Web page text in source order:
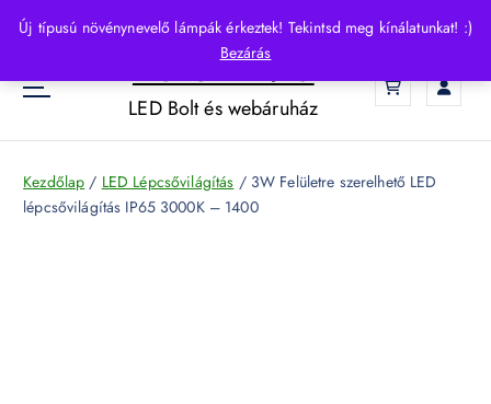
Új típusú növénynevelő lámpák érkeztek! Tekintsd meg kínálatunkat! :)
Bezárás
p
o
HelloLED.hu
LED Bolt és webáruház
Kezdőlap / LED Lépcsővilágítás / 3W Felületre szerelhető LED
lépcsővilágítás IP65 3000K – 1400